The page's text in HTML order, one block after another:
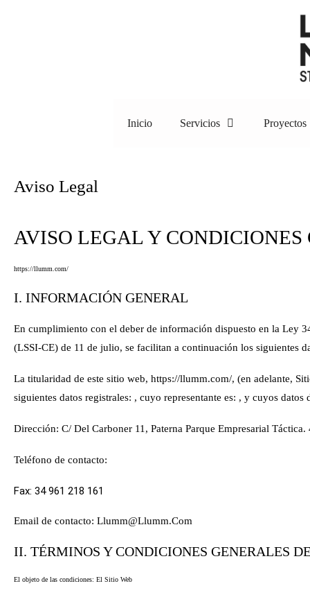
Inicio Servicios Proyectos
Aviso Legal
AVISO LEGAL Y CONDICIONES
https://llumm.com/
I. INFORMACIÓN GENERAL
En cumplimiento con el deber de información dispuesto en la Ley
(LSSI-CE) de 11 de julio, se facilitan a continuación los siguientes
La titularidad de este sitio web, https://llumm.com/, (en adelante,
siguientes datos registrales: , cuyo representante es: , y cuyos datos
Dirección: C/ Del Carboner 11, Paterna Parque Empresarial
Teléfono de contacto:
Fax: 34 961 218 161
Email de contacto: Llumm@Llumm.Com
II. TÉRMINOS Y CONDICIONES GENERALES
El objeto de las condiciones: El Sitio Web